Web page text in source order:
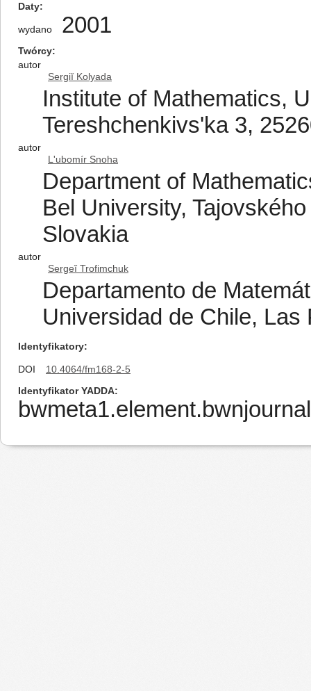
Daty
wydano 2001
Twórcy
autor
Sergiĭ Kolyada
Institute of Mathematics,
Tereshchenkivs'ka 3,
autor
L'ubomír Snoha
Department of
Bel University,
Slovakia
autor
Sergeĭ Trofimchuk
Departamento de
Universidad de Chile,
Identyfikatory
DOI
10.4064/fm168-2-5
Identyfikator YADDA